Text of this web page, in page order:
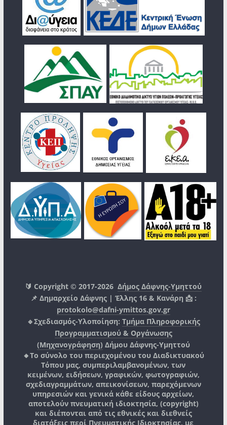
🔰 Copyright © 2017-2026Δήμος Δάφνης-Υμηττού
📌 Δημαρχείο Δάφνης | Έλλης 16 & Κανάρη 📩 :
protokolo@dafni-ymittos.gov.gr
🔹Σχεδιασμός-Υλοποίηση: Τμήμα Πληροφορικής
Προγραμματισμού & Οργάνωσης
(Μηχανογράφηση) Δήμου Δάφνης-Υμηττού
🔸Το σύνολο του περιεχομένου του Διαδικτυακού
Τόπου μας, συμπεριλαμβανομένων, των
κειμένων, ειδήσεων, γραφικών, φωτογραφιών,
σχεδιαγραμμάτων, απεικονίσεων, παρεχόμενων
υπηρεσιών και γενικά κάθε είδους αρχείων,
αποτελούν πνευματική ιδιοκτησία, (copyright)
και διέπονται από τις εθνικές και διεθνείς
διατάξεις περί Πνευματικής Ιδιοκτησίας, με